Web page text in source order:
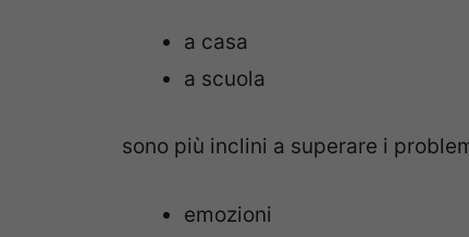
a casa
a scuola
sono più inclini a superare i
emozioni